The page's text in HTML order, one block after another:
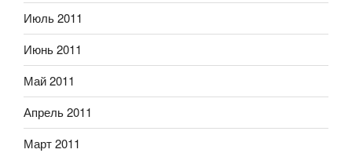
Июль 2011
Июнь 2011
Май 2011
Апрель 2011
Март 2011